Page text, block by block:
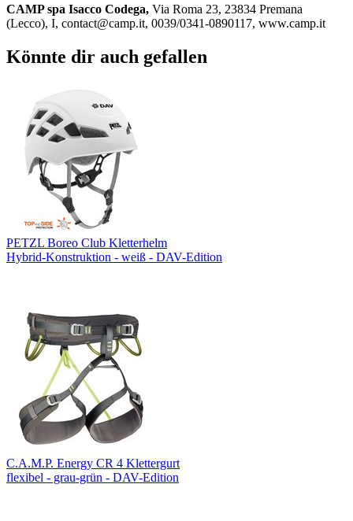
CAMP spa Isacco Codega, Via Roma 23, 23834 Premana
(Lecco), I, contact@camp.it, 0039/0341-0890117, www.camp.it
Könnte dir auch gefallen
PETZL Boreo Club Kletterhelm
Hybrid-Konstruktion - weiß - DAV-Edition
C.A.M.P. Energy CR 4 Klettergurt
flexibel - grau-grün - DAV-Edition